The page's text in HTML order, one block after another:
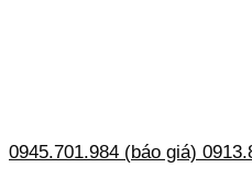
0945.701.984 (báo giá)